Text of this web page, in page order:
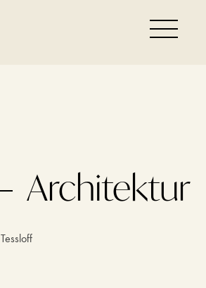
Architektur
Tessloff